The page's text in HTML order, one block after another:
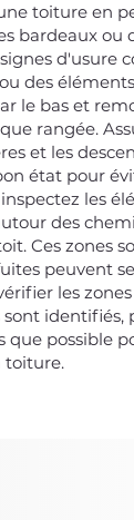
toiture en
bardeaux ou
d'usure
des
le bas et
rangée.
et les
état pour
les
des
Ces zones
peuvent
les
identifiés,
que possible
toiture.